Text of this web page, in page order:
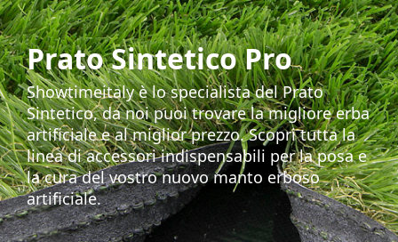
Prato Sintetico Pro
Showtimeitaly è lo specialista del Prato
Sintetico, da noi puoi trovare la migliore erba
artificiale e al miglior prezzo. Scopri tutta la
linea di accessori indispensabili per la posa e
la cura del vostro nuovo manto erboso
artificiale.